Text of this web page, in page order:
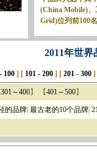
2011年世界
100 ] [ 101 - 200 ] [ 201 - 300
301～400】 【401～500】
的品牌 最古老的10个品牌